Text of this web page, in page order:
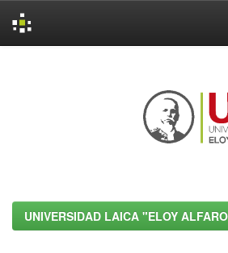
UNIVERSIDAD LAICA "ELOY